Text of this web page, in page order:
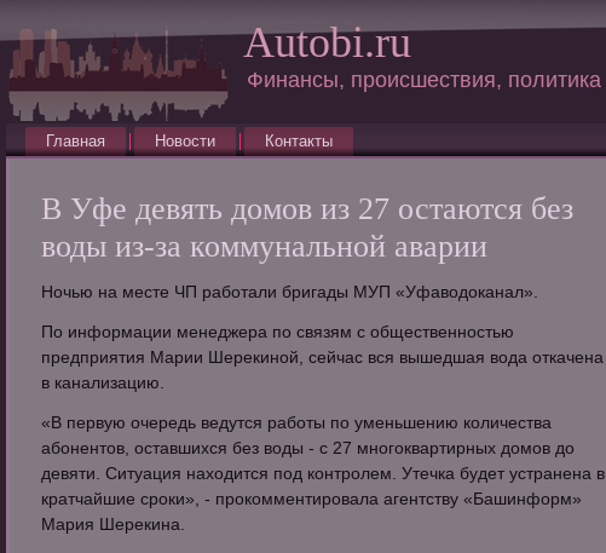
Autobi.ru
Финансы, происшествия, политика
Главная Новости Контакты
В Уфе девять домов из 27 остаются без
воды из-за коммунальной аварии
Ночью на месте ЧП работали бригады МУП «Уфаводоканал».
По информации менеджера по связям с общественностью
предприятия Марии Шерекиной, сейчас вся вышедшая вода откачена
в канализацию.
«В первую очередь ведутся работы по уменьшению количества
абонентов, оставшихся без воды - с 27 многоквартирных домов до
девяти. Ситуация находится под контролем. Утечка будет устранена в
кратчайшие сроки», - прокомментировала агентству «Башинформ»
Мария Шерекина.